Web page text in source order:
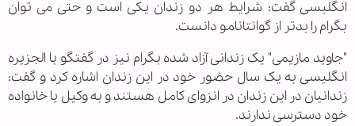
انگلیسی گفت: شرایط هر دو زندان یکی است و حتی می توان
بگرام را بدتر از گوانتانامو دانست.
"جاوید مازیمی" یک زندانی آزاد شده بگرام نیز در گفتگو با الجزیره
انگلیسی به یک سال حضور خود در این زندان اشاره کرد و گفت:
زندانیان در این زندان در انزوای کامل هستند و به وکیل یا خانواده
خود دسترسی ندارند.